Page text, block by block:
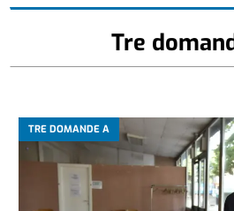
Tre
TRE DOMANDE A